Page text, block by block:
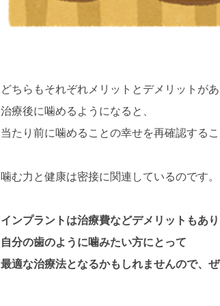
どちらもそれぞれメリットとデメリットがあ
治療後に噛めるようになると、
当たり前に噛めることの幸せを再確認するこ
噛む力と健康は密接に関連しているのです。
インプラントは治療費などデメリットもあり
自分の歯のように噛みたい方にとって
最適な治療法となるかもしれませんので、ぜ